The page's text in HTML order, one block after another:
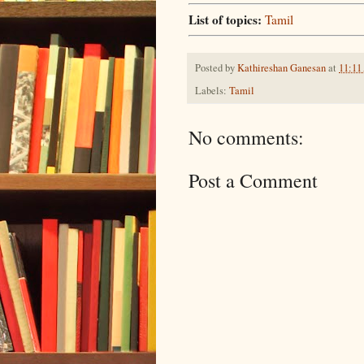
List of topics: Tamil
Posted byKathireshan Ganesanat
Labels: Tamil
No comments:
Post a Comment